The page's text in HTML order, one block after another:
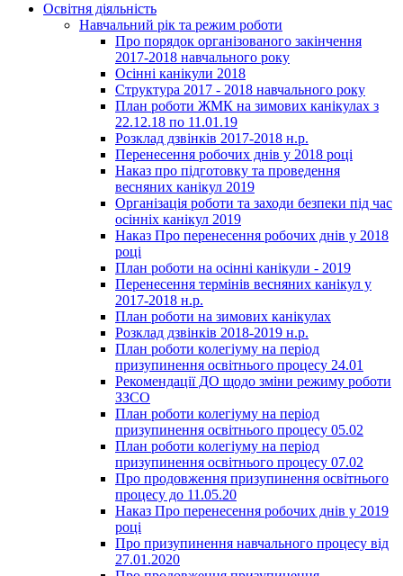
Освітня діяльність
Навчальний рік та режим роботи
Про порядок організованого закінчення
2017-2018 навчального року
Осінні канікули 2018
Структура 2017 - 2018 навчального року
План роботи ЖМК на зимових канікулах з
22.12.18 по 11.01.19
Розклад дзвінків 2017-2018 н.р.
Перенесення робочих днів у 2018 році
Наказ про підготовку та проведення
весняних канікул 2019
Організація роботи та заходи безпеки під час
осінніх канікул 2019
Наказ Про перенесення робочих днів у 2018
році
План роботи на осінні канікули - 2019
Перенесення термінів весняних канікул у
2017-2018 н.р.
План роботи на зимових канікулах
Розклад дзвінків 2018-2019 н.р.
План роботи колегіуму на період
призупинення освітнього процесу 24.01
Рекомендації ДО щодо зміни режиму роботи
ЗЗСО
План роботи колегіуму на період
призупинення освітнього процесу 05.02
План роботи колегіуму на період
призупинення освітнього процесу 07.02
Про продовження призупинення освітнього
процесу до 11.05.20
Наказ Про перенесення робочих днів у 2019
році
Про призупинення навчального процесу від
27.01.2020